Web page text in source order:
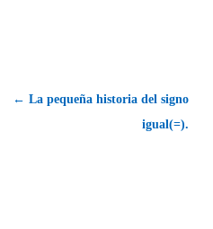
← La pequeña historia del signo
igual(=).